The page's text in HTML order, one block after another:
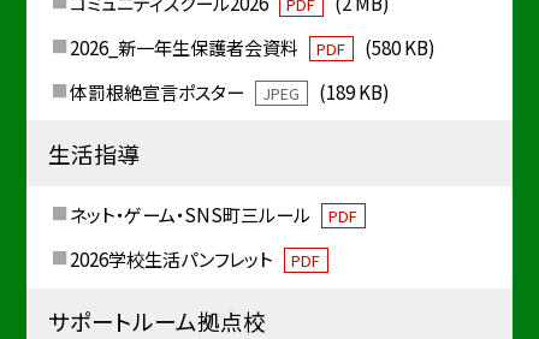
PDF
2026_新一年生保護者会資料
PDF
(580 KB)
体罰根絶宣言ポスター
JPEG (189 KB)
生活指導
ネット・ゲーム・SNS町三ルール PDF
2026学校生活パンフレット PDF
サポートルーム拠点校